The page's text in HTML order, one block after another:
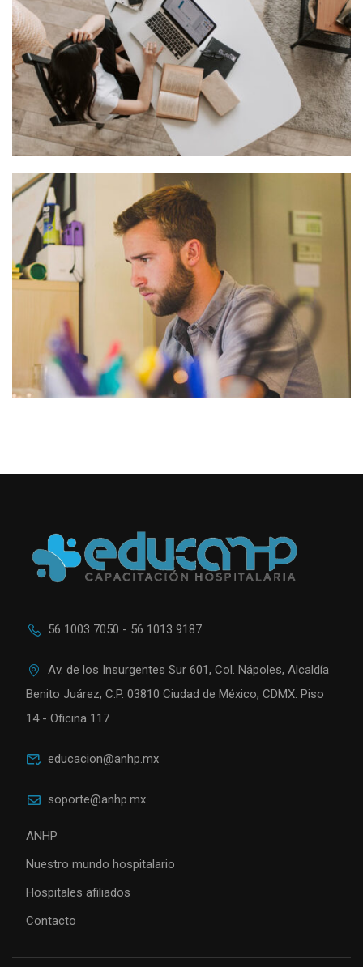
56 1003 7050 - 56 1013 9187
Av. de los Insurgentes Sur 601, Col. Nápoles, Alcaldía
Benito Juárez, C.P. 03810 Ciudad de México, CDMX. Piso
14 - Oficina 117
educacion@anhp.mx
soporte@anhp.mx
ANHP
Nuestro mundo hospitalario
Hospitales afiliados
Contacto